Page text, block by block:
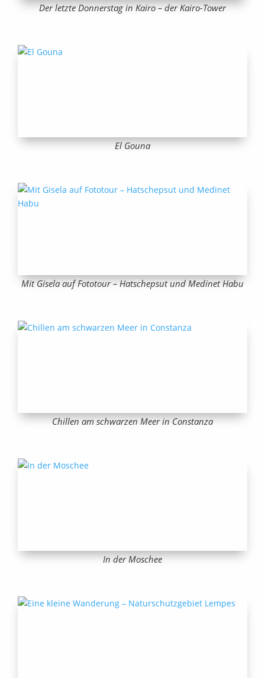
Der letzte Donnerstag in Kairo – der Kairo-Tower
El Gouna
Mit Gisela auf Fototour – Hatschepsut und Medinet Habu
Chillen am schwarzen Meer in Constanza
In der Moschee